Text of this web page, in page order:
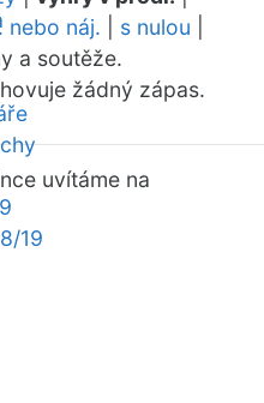
19
nebo náj. s nulou
a soutěže.
žádný zápas.
uvítáme na